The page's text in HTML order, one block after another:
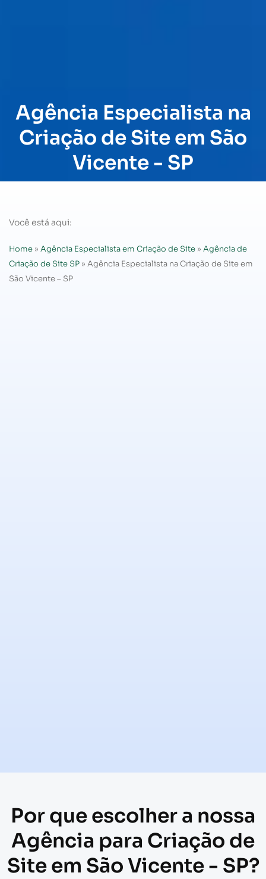
Agência Especialista na
Criação de Site em São
Vicente - SP
Você está aqui:
Home » Agência Especialista em Criação de Site » Agência de
Criação de Site SP » Agência Especialista na Criação de Site em
São Vicente – SP
Por que escolher a nossa
Agência para Criação de
Site em São Vicente - SP?